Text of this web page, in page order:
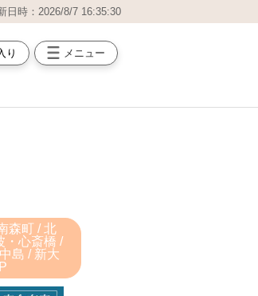
日時：2026/8/7 16:35:30
り メニュー
森町 / 北
・心斎橋 /
島 / 新大